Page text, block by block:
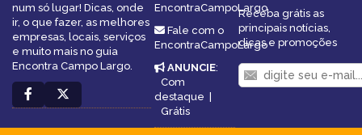
num só lugar! Dicas, onde
ir, o que fazer, as melhores
empresas, locais, serviços
e muito mais no guia
Encontra Campo Largo.
EncontraCampoLargo
Fale com o
EncontraCampoLargo
ANUNCIE:
Com
destaque
Grátis
Receba grátis as
principais notícias,
dicas e promoções